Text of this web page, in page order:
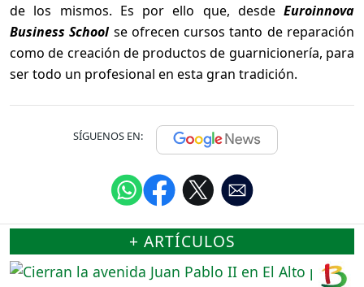
de los mismos. Es por ello que, desde Euroinnova
Business Schoolse ofrecen cursos tanto de reparación
como de creación de productos de guarnicionería, para
ser todo un profesional en esta gran tradición.
SÍGUENOS EN:
+ ARTÍCULOS